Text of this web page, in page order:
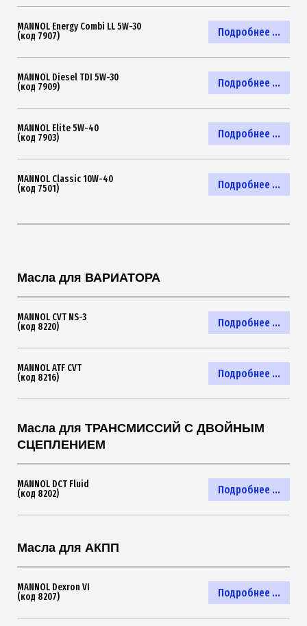
Подробнее ...
MANNOL Energy Combi LL 5W-30
(код 7907)
Подробнее ...
MANNOL Diesel TDI 5W-30
(код 7909)
Подробнее ...
MANNOL Elite 5W-40
(код 7903)
Подробнее ...
MANNOL Classic 10W-40
(код 7501)
Масла для ВАРИАТОРА
Подробнее ...
MANNOL CVT NS-3
(код 8220)
Подробнее ...
MANNOL ATF CVT
(код 8216)
Масла для ТРАНСМИССИЙ С ДВОЙНЫМ
СЦЕПЛЕНИЕМ
Подробнее ...
MANNOL DCT Fluid
(код 8202)
Масла для АКПП
Подробнее ...
MANNOL Dexron VI
(код 8207)